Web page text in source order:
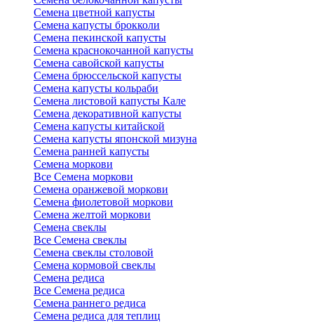
Семена цветной капусты
Семена капусты брокколи
Семена пекинской капусты
Семена краснокочанной капусты
Семена савойской капусты
Семена брюссельской капусты
Семена капусты кольраби
Семена листовой капусты Кале
Семена декоративной капусты
Семена капусты китайской
Семена капусты японской мизуна
Семена ранней капусты
Семена моркови
Все Семена моркови
Семена оранжевой моркови
Семена фиолетовой моркови
Семена желтой моркови
Семена свеклы
Все Семена свеклы
Семена свеклы столовой
Семена кормовой свеклы
Семена редиса
Все Семена редиса
Семена раннего редиса
Семена редиса для теплиц